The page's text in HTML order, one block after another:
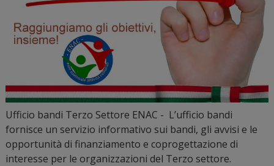
Ufficio bandi Terzo Settore ENAC - L’ufficio bandi
fornisce un servizio informativo sui bandi, gli avvisi e le
opportunità di finanziamento e coprogettazione di
interesse per le organizzazioni del Terzo settore.